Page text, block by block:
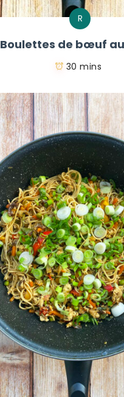
R
Boulettes de bœuf
30 mins